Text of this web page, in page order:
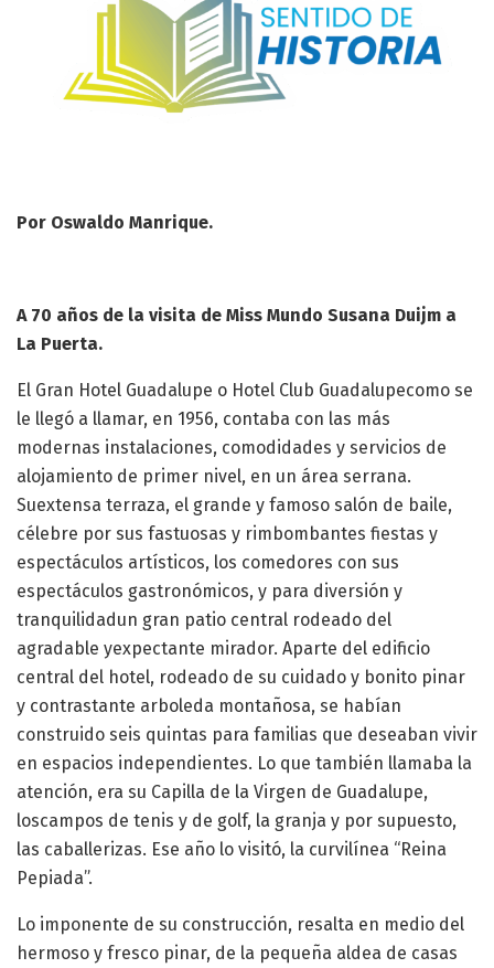
Por Oswaldo Manrique.
A 70 años de la visita de Miss Mundo Susana Duijm a
La Puerta.
El Gran Hotel Guadalupe o Hotel Club Guadalupecomo se
le llegó a llamar, en 1956, contaba con las más
modernas instalaciones, comodidades y servicios de
alojamiento de primer nivel, en un área serrana.
Suextensa terraza, el grande y famoso salón de baile,
célebre por sus fastuosas y rimbombantes fiestas y
espectáculos artísticos, los comedores con sus
espectáculos gastronómicos, y para diversión y
tranquilidadun gran patio central rodeado del
agradable yexpectante mirador. Aparte del edificio
central del hotel, rodeado de su cuidado y bonito pinar
y contrastante arboleda montañosa, se habían
construido seis quintas para familias que deseaban vivir
en espacios independientes. Lo que también llamaba la
atención, era su Capilla de la Virgen de Guadalupe,
loscampos de tenis y de golf, la granja y por supuesto,
las caballerizas. Ese año lo visitó, la curvilínea “Reina
Pepiada”.
Lo imponente de su construcción, resalta en medio del
hermoso y fresco pinar, de la pequeña aldea de casas